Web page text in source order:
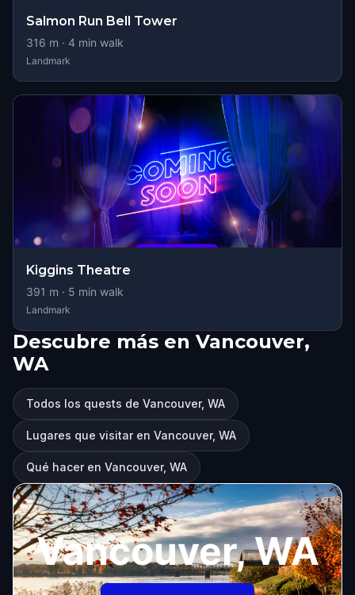
Salmon Run Bell Tower
316 m · 4 min walk
Landmark
Kiggins Theatre
391 m · 5 min walk
Landmark
Descubre más en Vancouver,
WA
Todos los quests de Vancouver, WA
Lugares que visitar en Vancouver, WA
Qué hacer en Vancouver, WA
Vancouver, WA